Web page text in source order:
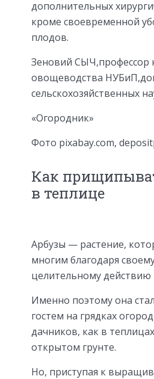
дополнительных
кроме своевременной
плодов.
Зеновий СЫЧ,профессор
овощеводства
сельскохозяйственных
«Огородник»
Фото pixabay.com,
Как
в теплице
Арбузы — растение,
многим благодаря
целительному действию
Именно поэтому она
гостем на грядках
дачников, как в
открытом грунте.
Но, приступая к